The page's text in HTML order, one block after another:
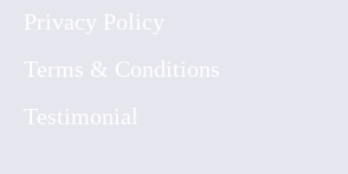
Privacy Policy
Terms & Conditions
Testimonial